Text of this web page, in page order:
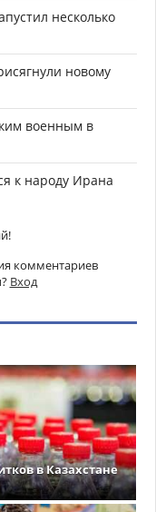
несколько
новому
военным в
к народу Ирана
комментариев
Вход
в Казахстане